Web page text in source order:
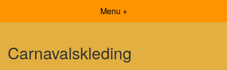
Menu +
Carnavalskleding